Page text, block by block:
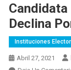
Candidata
Declina
Instituciones
Abril 27, 2021